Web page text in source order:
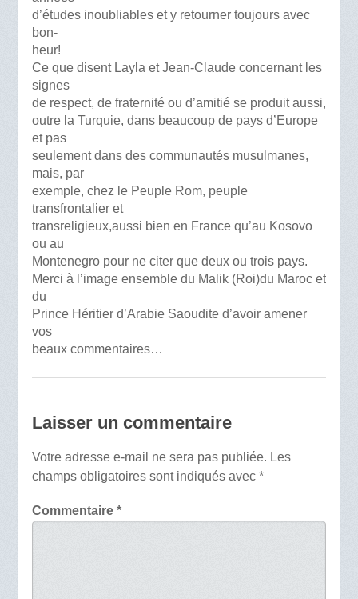
d’études inoubliables et y retourner toujours avec
bon-
heur!
Ce que disent Layla et Jean-Claude concernant les
signes
de respect, de fraternité ou d’amitié se produit aussi,
outre la Turquie, dans beaucoup de pays d’Europe
et pas
seulement dans des communautés musulmanes,
mais, par
exemple, chez le Peuple Rom, peuple
transfrontalier et
transreligieux,aussi bien en France qu’au Kosovo
ou au
Montenegro pour ne citer que deux ou trois pays.
Merci à l’image ensemble du Malik (Roi)du Maroc et
du
Prince Héritier d’Arabie Saoudite d’avoir amener
vos
beaux commentaires…
Laisser un commentaire
Votre adresse e-mail ne sera pas publiée. Les
champs obligatoires sont indiqués avec *
Commentaire *